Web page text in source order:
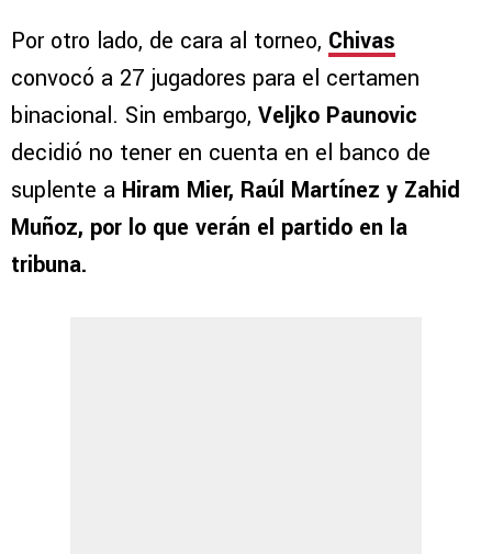
Por otro lado, de cara al torneo, Chivas
convocó a 27 jugadores para el certamen
binacional. Sin embargo, Veljko Paunovic
decidió no tener en cuenta en el banco de
suplente a Hiram Mier, Raúl Martínez y Zahid
Muñoz, por lo que verán el partido en la
tribuna.